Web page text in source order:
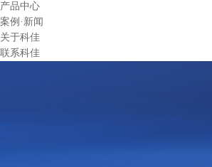
产品中心
案例·新闻
关于科佳
联系科佳